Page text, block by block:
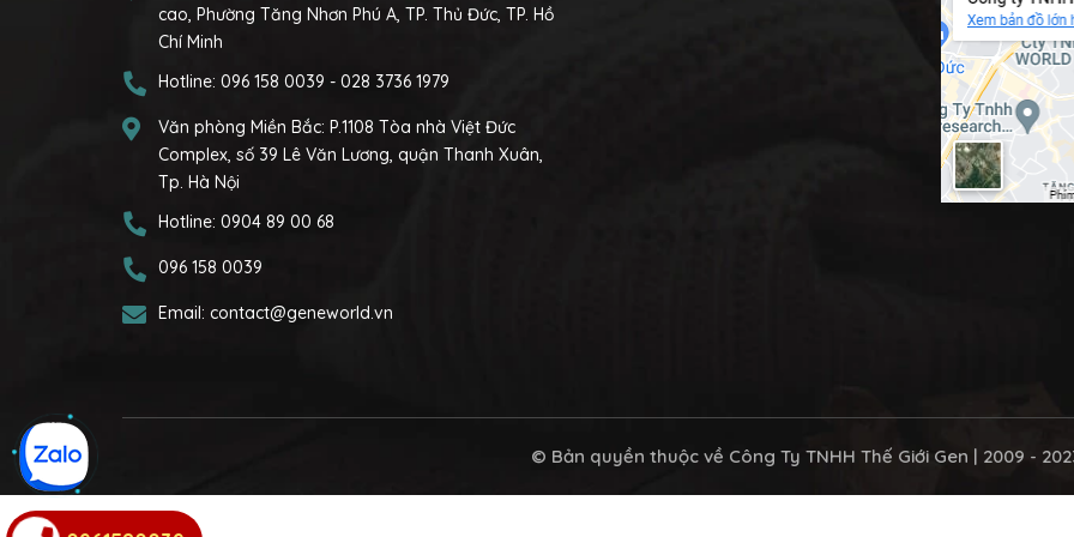
cao, Phường Tăng Nhơn Phú A, TP. Thủ Đức, TP. Hồ
Chí Minh
Hotline: 096 158 0039 - 028 3736 1979
Văn phòng Miền Bắc: P.1108 Tòa nhà Việt Đức
Complex, số 39 Lê Văn Lương, quận Thanh Xuân,
Tp. Hà Nội
Hotline: 0904 89 00 68
096 158 0039
Email: contact@geneworld.vn
© Bản quyền thuộc về Công Ty TNHH Thế Giới Gen | 2009 -